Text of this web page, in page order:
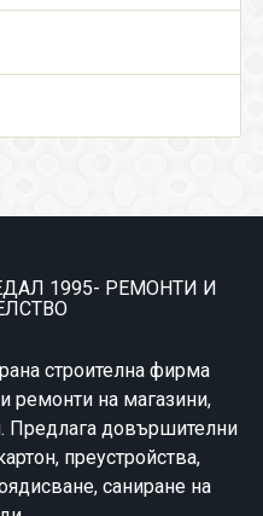
1995- РЕМОНТИ И
строителна фирма
ремонти на магазини,
Предлага довършителни
преустройства,
саниране на